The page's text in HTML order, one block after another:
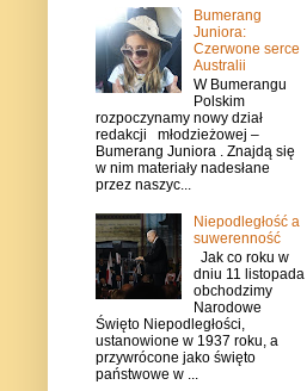
Bumerang
Juniora:
Czerwone serce
Australii
W Bumerangu
Polskim
rozpoczynamy nowy dział
redakcji młodzieżowej –
Bumerang Juniora . Znajdą się
w nim materiały nadesłane
przez naszyc...
Niepodległość a
suwerenność
Jak co roku w
dniu 11 listopada
obchodzimy
Narodowe
Święto Niepodległości,
ustanowione w 1937 roku, a
przywrócone jako święto
państwowe w ...